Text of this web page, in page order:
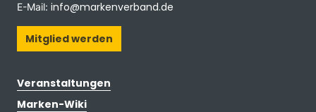
E-Mail: info@markenverband.de
Mitglied werden
Veranstaltungen
Marken-Wiki